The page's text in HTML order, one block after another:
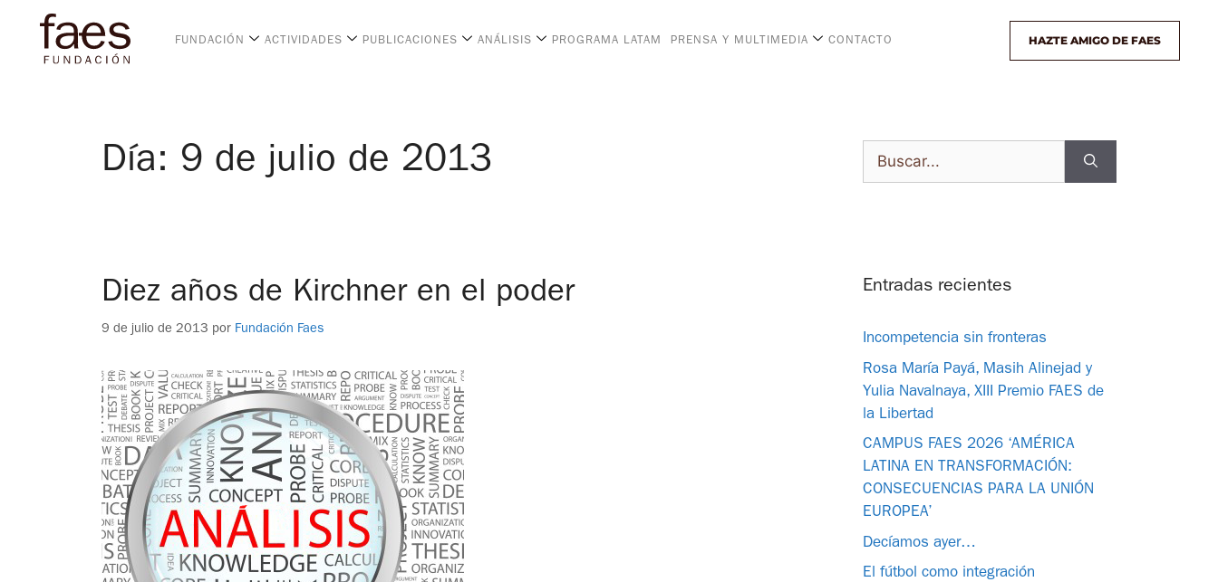
FUNDACIÓN ACTIVIDADES PUBLICACIONES ANÁLISIS PROGRAMA LATAM PRENSA Y MULTIMEDIA CONTACTO HAZTE AMIGO DE FAES
Día: 9 de julio de 2013
Diez años de Kirchner en el poder
9 de julio de 2013 por Fundación Faes
Entradas recientes
Incompetencia sin fronteras
Rosa María Payá, Masih Alinejad y
Yulia Navalnaya, XIII Premio FAES de
la Libertad
CAMPUS FAES 2026 ‘AMÉRICA
LATINA EN TRANSFORMACIÓN:
CONSECUENCIAS PARA LA UNIÓN
EUROPEA’
Decíamos ayer…
El fútbol como integración